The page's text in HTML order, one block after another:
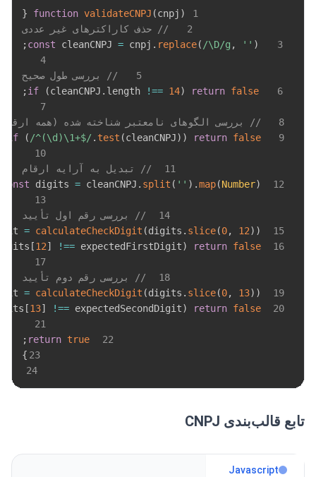
1
function validateCNPJ (cnpj )
{
2
// حذف کاراکترهای غیر عددی
3
const cleanCNPJ = cnpj . replace( /\D/g , '' )
;
4
5
// بررسی طول صحیح
6
if (cleanCNPJ . length !== 14) return false
;
7
8
// بررسی الگوهای نامعتبر شناخته شده (همه
9
if ( /^(\d)\1+$/ . test (cleanCNPJ) ) return false
10
11
// تبدیل به آرایه ارقام
12
const digits = cleanCNPJ . split ( '' ) .map(Number)
13
14
// بررسی رقم اول تأیید
15
= calculateCheckDigit (digits . slice(0, 12) )
16
[12] !== expectedFirstDigit) return false
17
18
// بررسی رقم دوم تأیید
19
= calculateCheckDigit (digits . slice(0, 13) )
20
[13] !== expectedSecondDigit) return false
21
22
return true
;
23
}
24
تابع قالب‌بندی CNPJ
Javascript